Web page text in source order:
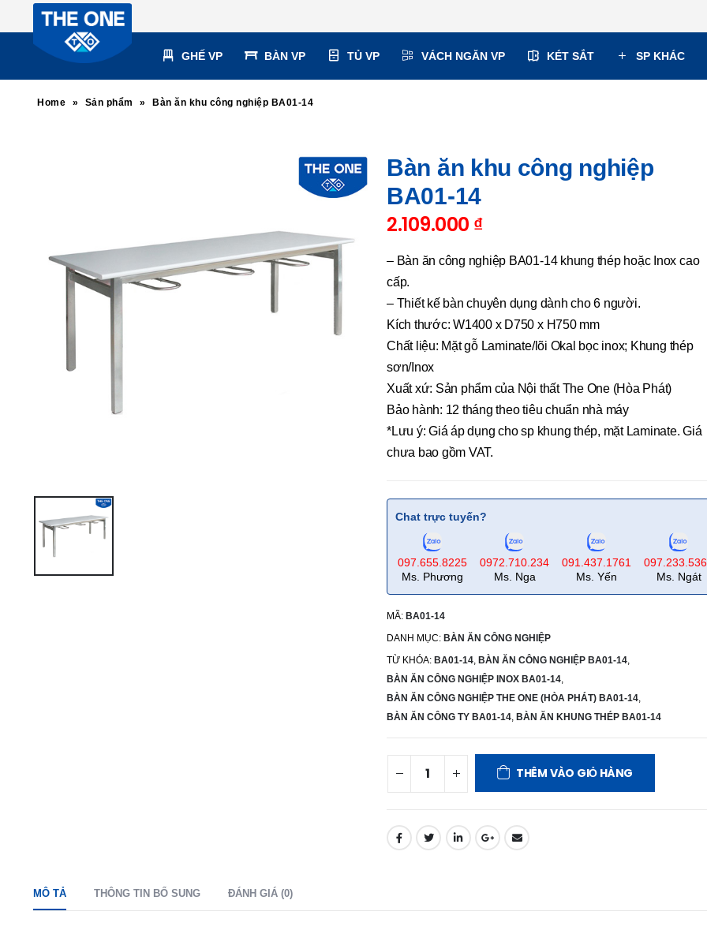
GHẾ VP BÀN VP TỦ VP VÁCH NGĂN VP KÉT SẮT SP KHÁC
Home » Sản phẩm » Bàn ăn khu công nghiệp BA01-14
Bàn ăn khu công nghiệp
BA01-14
2.109.000 ₫
– Bàn ăn công nghiệp BA01-14 khung thép hoặc Inox cao
cấp.
– Thiết kế bàn chuyên dụng dành cho 6 người.
Kích thước: W1400 x D750 x H750 mm
Chất liệu: Mặt gỗ Laminate/lõi Okal bọc inox; Khung thép
sơn/Inox
Xuất xứ: Sản phẩm của Nội thất The One (Hòa Phát)
Bảo hành: 12 tháng theo tiêu chuẩn nhà máy
*Lưu ý: Giá áp dụng cho sp khung thép, mặt Laminate. Giá
chưa bao gồm VAT.
Chat trực tuyến?
097.655.8225
Ms. Phương
0972.710.234
Ms. Nga
091.437.1761
Ms. Yến
Ms. Ngát
MÃ: BA01-14
DANH MỤC: BÀN ĂN CÔNG NGHIỆP
TỪ KHÓA: BA01-14 BÀN ĂN CÔNG NGHIỆP BA01-14
BÀN ĂN CÔNG NGHIỆP INOX BA01-14
BÀN ĂN CÔNG NGHIỆP THE ONE (HÒA PHÁT) BA01-14
BÀN ĂN CÔNG TY BA01-14 BÀN ĂN KHUNG THÉP BA01-14
THÊM VÀO GIỎ HÀNG
MÔ TẢ THÔNG TIN BỔ SUNG ĐÁNH GIÁ (0)